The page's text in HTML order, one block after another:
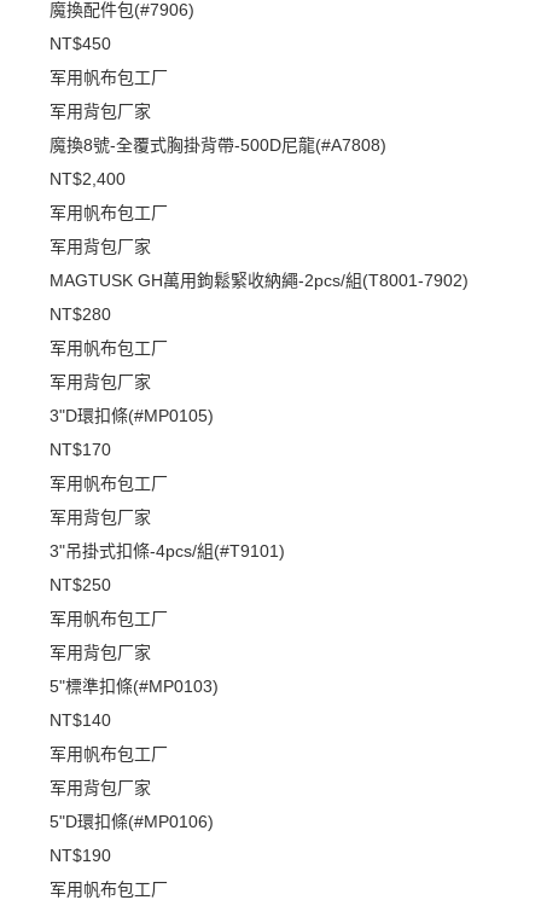
魔換配件包(#7906)
NT$450
军用帆布包工厂
军用背包厂家
魔換8號-全覆式胸掛背帶-500D尼龍(#A7808)
NT$2,400
军用帆布包工厂
军用背包厂家
MAGTUSK GH萬用鉤鬆緊收納繩-2pcs/組(T8001-7902)
NT$280
军用帆布包工厂
军用背包厂家
3"D環扣條(#MP0105)
NT$170
军用帆布包工厂
军用背包厂家
3"吊掛式扣條-4pcs/組(#T9101)
NT$250
军用帆布包工厂
军用背包厂家
5"標準扣條(#MP0103)
NT$140
军用帆布包工厂
军用背包厂家
5"D環扣條(#MP0106)
NT$190
军用帆布包工厂